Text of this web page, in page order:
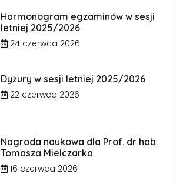
Harmonogram egzaminów w sesji
letniej 2025/2026
24 czerwca 2026
Dyżury w sesji letniej 2025/2026
22 czerwca 2026
Nagroda naukowa dla Prof. dr hab.
Tomasza Mielczarka
16 czerwca 2026